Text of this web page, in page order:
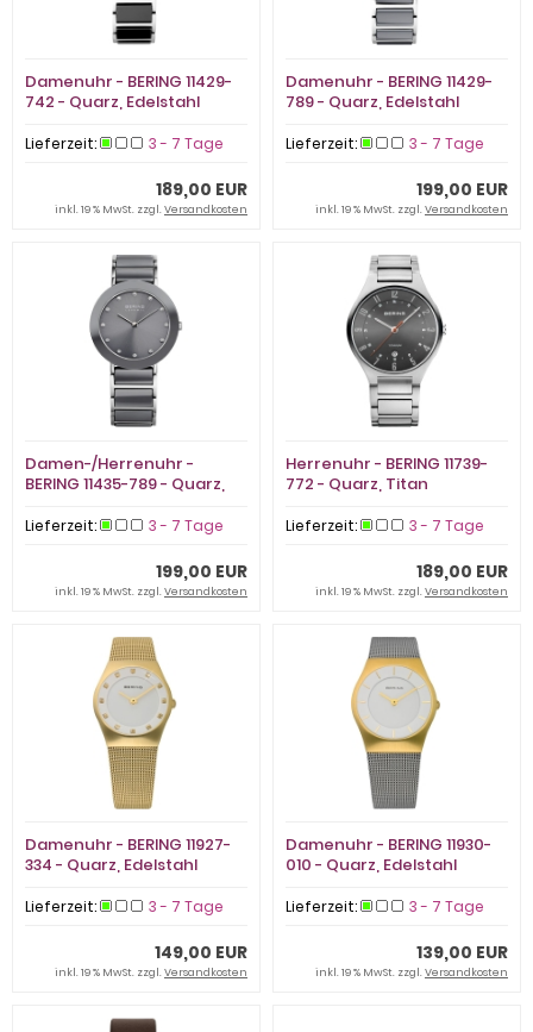
Damenuhr - BERING 11429-
742 - Quarz, Edelstahl
Lieferzeit: 3 - 7 Tage
189,00 EUR
inkl. 19 % MwSt. zzgl.Versandkosten
Damenuhr - BERING 11429-
789 - Quarz, Edelstahl
Lieferzeit: 3 - 7 Tage
199,00 EUR
inkl. 19 % MwSt. zzgl.Versandkosten
Damen-/Herrenuhr -
BERING 11435-789 - Quarz,
Lieferzeit: 3 - 7 Tage
199,00 EUR
inkl. 19 % MwSt. zzgl.Versandkosten
Herrenuhr - BERING 11739-
772 - Quarz, Titan
Lieferzeit: 3 - 7 Tage
189,00 EUR
inkl. 19 % MwSt. zzgl.Versandkosten
Damenuhr - BERING 11927-
334 - Quarz, Edelstahl
Lieferzeit: 3 - 7 Tage
149,00 EUR
inkl. 19 % MwSt. zzgl.Versandkosten
Damenuhr - BERING 11930-
010 - Quarz, Edelstahl
Lieferzeit: 3 - 7 Tage
139,00 EUR
inkl. 19 % MwSt. zzgl.Versandkosten